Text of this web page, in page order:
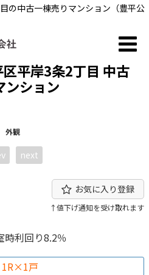
の中古一棟売りマンション（豊平公
平岸3条2丁目 中古
ンション
外観
next
お気に入り登録
↑値下げ通知を受け取れます
時利回り8.2％
戸